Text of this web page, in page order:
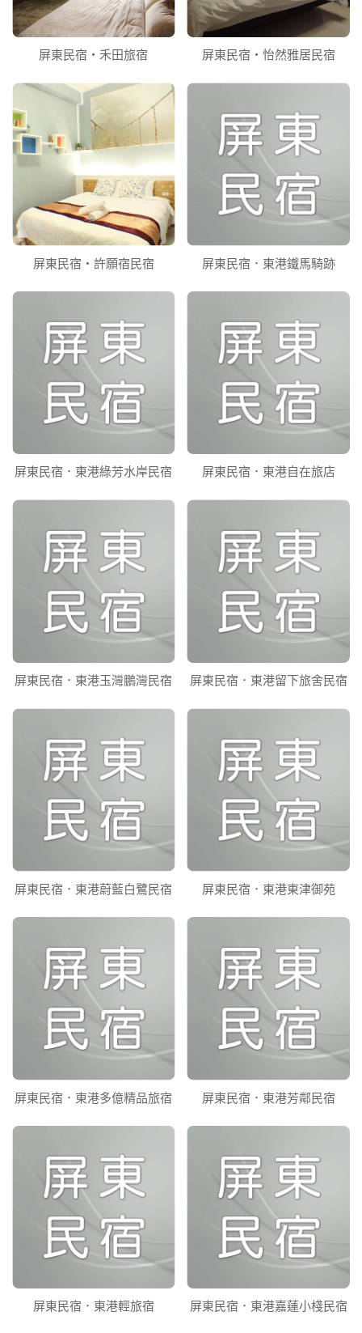
屏東民宿‧禾田旅宿 屏東民宿‧怡然雅居民宿
屏東民宿‧許願宿民宿 屏東民宿．東港鐵馬騎跡
屏東民宿．東港綠芳水岸民宿 屏東民宿．東港自在旅店
屏東民宿．東港玉灣鵬灣民宿 屏東民宿．東港留下旅舍民宿
屏東民宿．東港蔚藍白鷺民宿 屏東民宿．東港東津御苑
屏東民宿．東港多億精品旅宿 屏東民宿．東港芳鄰民宿
屏東民宿．東港輕旅宿 屏東民宿．東港嘉蓮小棧民宿